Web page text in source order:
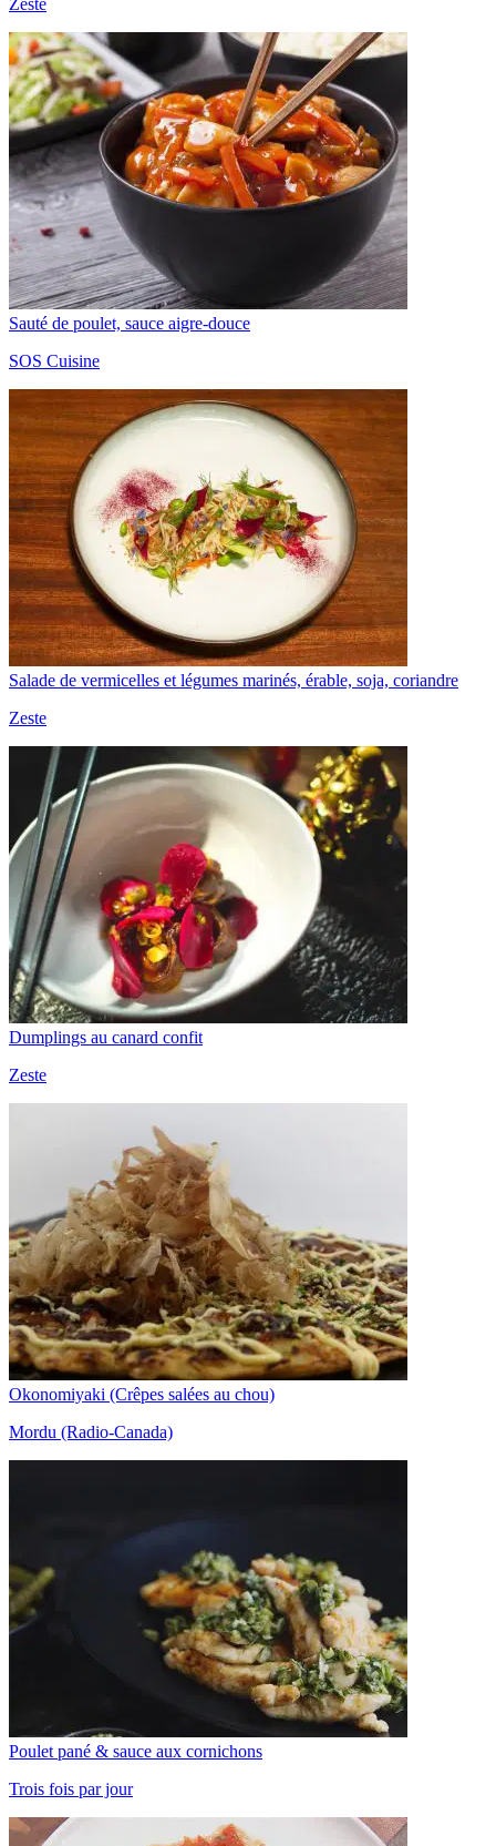
Sauté de poulet, sauce aigre-douce
SOS Cuisine
Salade de vermicelles et légumes marinés, érable, soja, coriandre
Zeste
Dumplings au canard confit
Zeste
Okonomiyaki (Crêpes salées au chou)
Mordu (Radio-Canada)
Poulet pané & sauce aux cornichons
Trois fois par jour